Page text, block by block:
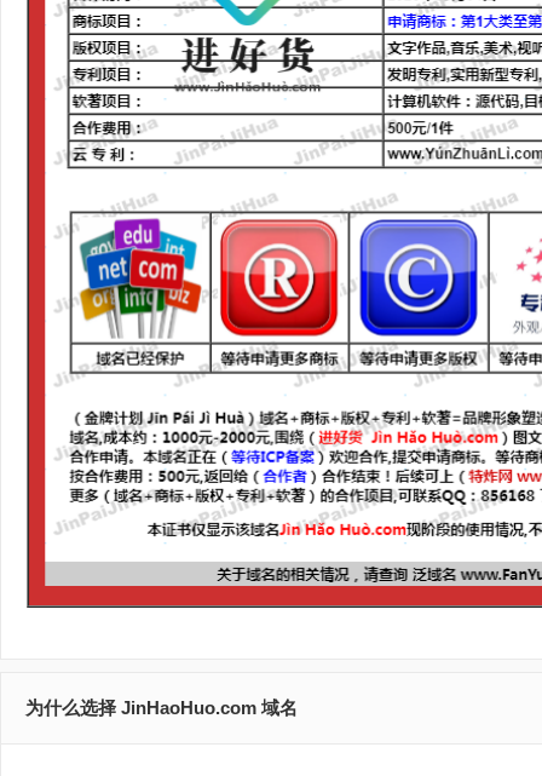
为什么选择 JinHaoHuo.com 域名